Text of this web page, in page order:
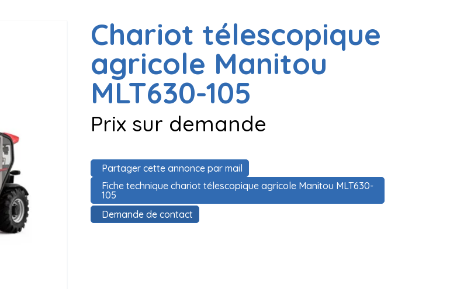
Chariot télescopique
agricole Manitou
MLT630-105
Prix sur demande
Demande de contact
Partager cette annonce par mail
Fiche technique chariot télescopique agricole Manitou MLT630-
105